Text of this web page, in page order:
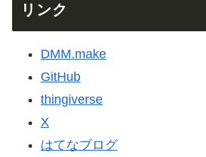
リンク
DMM.make
GitHub
thingiverse
X
はてなブログ